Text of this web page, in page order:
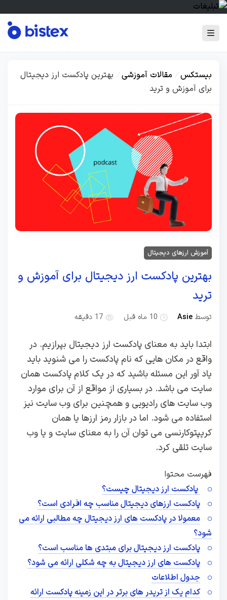
بیستکس مقالات آموزشی
بهترین پادکست ارز دیجیتال
برای آموزش و ترید
آموزش ارزهای دیجیتال
بهترین پادکست ارز دیجیتال برای آموزش و
ترید
توسط Asie 10 ماه قبل 17 دقیقه
ابتدا باید به معنای پادکست ارز دیجیتال بپرازیم. در
واقع در مکان‌ هایی که نام پادکست را می شنوید باید
یاد آور این مسئله باشید که در یک کلام پادکست همان
سایت می باشد. در بسیاری از مواقع از آن برای موارد
وب سایت های رادیویی و همچنین برای وب سایت نیز
استفاده می شود. اما در بازار رمز ارزها یا همان
کریپتوکارنسی می توان آن را به معنای سایت و یا وب
سایت تلقی کرد.
فهرست محتوا
پادکست ارز دیجیتال چیست؟
پادکست ارزهای دیجیتال مناسب چه افرادی است؟
معمولا در پادکست های ارز دیجیتال چه مطالبی ارائه می
شود؟
پادکست ارز دیجیتال برای مبتدی ها مناسب است؟
پادکست های ارز دیجیتال به چه شکلی ارائه می شود؟
جدول اطلاعات
کدام یک از تریدر های برتر در این زمینه پادکست ارائه